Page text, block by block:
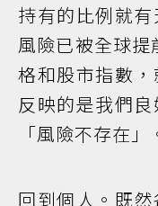
持有的比例就
風險已被全球
格和股市指數
反映的是我們
「風險不存在」
回到個人。既